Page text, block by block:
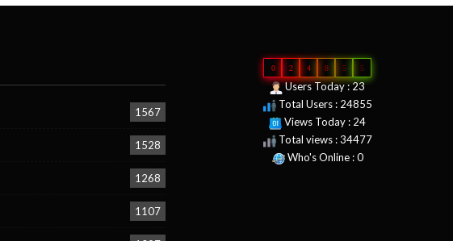
1567
1528
1268
1107
0 2 4 8 5 5
Users Today : 23
Total Users : 24855
Views Today : 24
Total views : 34477
Who's Online : 0